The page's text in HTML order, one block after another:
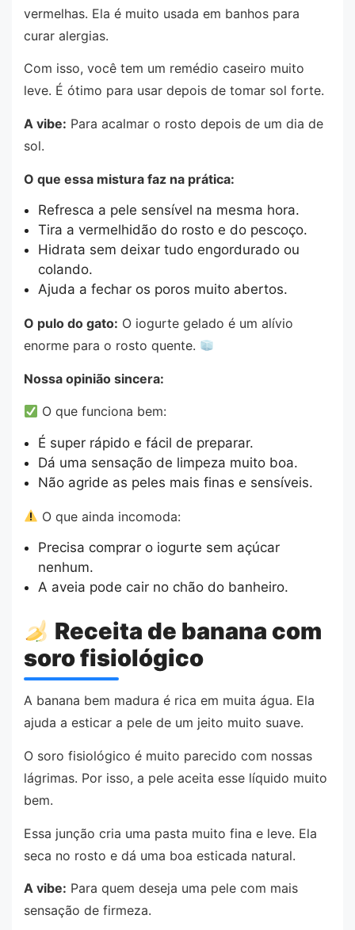
vermelhas. Ela é muito usada em banhos para
curar alergias.
Com isso, você tem um remédio caseiro muito
leve. É ótimo para usar depois de tomar sol forte.
A vibe: Para acalmar o rosto depois de um dia de
sol.
O que essa mistura faz na prática:
Refresca a pele sensível na mesma hora.
Tira a vermelhidão do rosto e do pescoço.
Hidrata sem deixar tudo engordurado ou
colando.
Ajuda a fechar os poros muito abertos.
O pulo do gato: O iogurte gelado é um alívio
enorme para o rosto quente.
Nossa opinião sincera:
O que funciona bem:
É super rápido e fácil de preparar.
Dá uma sensação de limpeza muito boa.
Não agride as peles mais finas e sensíveis.
O que ainda incomoda:
Precisa comprar o iogurte sem açúcar
nenhum.
A aveia pode cair no chão do banheiro.
Receita de banana com
soro fisiológico
A banana bem madura é rica em muita água. Ela
ajuda a esticar a pele de um jeito muito suave.
O soro fisiológico é muito parecido com nossas
lágrimas. Por isso, a pele aceita esse líquido muito
bem.
Essa junção cria uma pasta muito fina e leve. Ela
seca no rosto e dá uma boa esticada natural.
A vibe: Para quem deseja uma pele com mais
sensação de firmeza.